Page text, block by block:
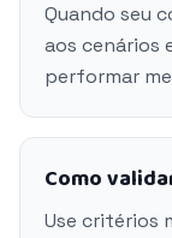
Quando seu
aos cenários
performar
Como
Use critérios